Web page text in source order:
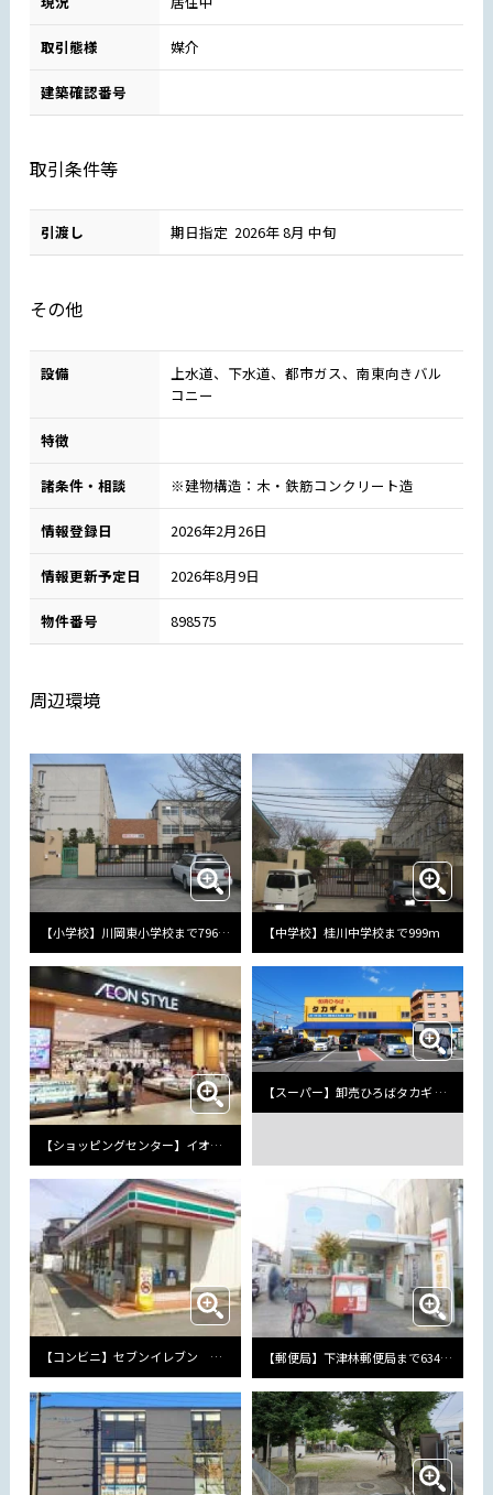
取引態様 媒介
建築確認番号
取引条件等
引渡し 期日指定 2026年 8月 中旬
その他
設備
上水道、下水道、都市ガス、南東向きバル
コニー
特徴
諸条件・相談 ※建物構造：木・鉄筋コンクリート造
情報登録日 2026年2月26日
情報更新予定日 2026年8月9日
物件番号 898575
周辺環境
【小学校】川岡東小学校まで796m 【中学校】桂川中学校まで999m
【ショッピングセンター】イオンモール京都桂川まで2279m
【スーパー】卸売ひろばタカギ 桂店まで543m
【コンビニ】セブンイレブン 京都牛ケ瀬店まで295m 【郵便局】下津林郵便局まで634m